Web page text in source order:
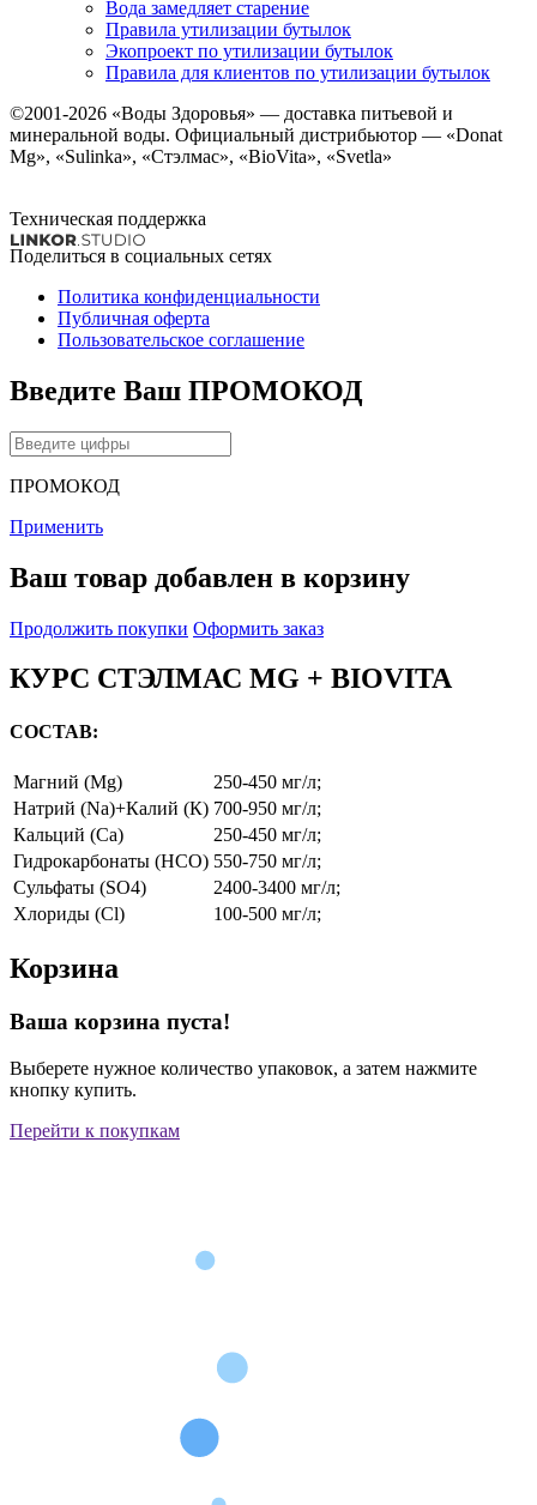
Вода замедляет старение
Правила утилизации бутылок
Экопроект по утилизации бутылок
Правила для клиентов по утилизации бутылок
©2001-2026 «Воды Здоровья» — доставка питьевой и
минеральной воды. Официальный дистрибьютор — «Donat
Mg», «Sulinka», «Стэлмас», «BioVita», «Svetla»
Техническая поддержка
Поделиться в социальных сетях
Политика конфиденциальности
Публичная оферта
Пользовательское соглашение
Введите Ваш ПРОМОКОД
ПРОМОКОД
Применить
Ваш товар добавлен в корзину
Продолжить покупки Оформить заказ
КУРС СТЭЛМАС MG + BIOVITA
СОСТАВ:
Магний (Mg)
250-450 мг/л;
Натрий (Na)+Калий (К) 700-950 мг/л;
Кальций (Ca)
250-450 мг/л;
Гидрокарбонаты (HCO) 550-750 мг/л;
Сульфаты (SO4)
2400-3400 мг/л;
Хлориды (Cl)
100-500 мг/л;
Корзина
Ваша корзина пуста!
Выберете нужное количество упаковок, а затем нажмите
кнопку купить.
Перейти к покупкам